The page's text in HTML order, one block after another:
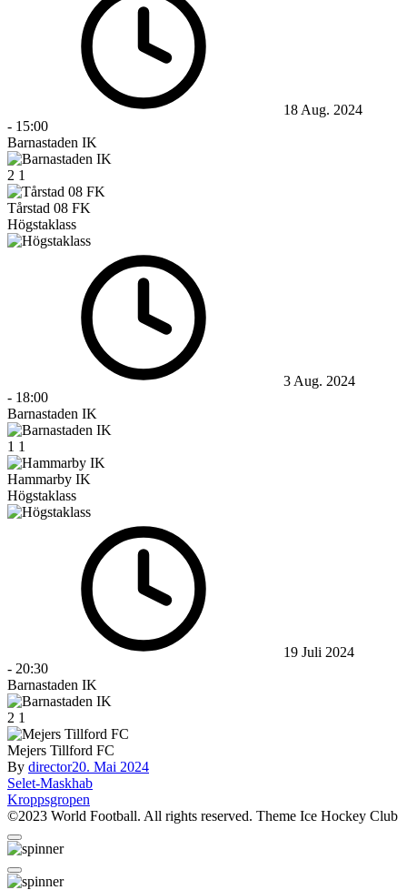
18 Aug. 2024
- 15:00
Barnastaden IK
2 1
Tårstad 08 FK
Högstaklass
3 Aug. 2024
- 18:00
Barnastaden IK
1 1
Hammarby IK
Högstaklass
19 Juli 2024
- 20:30
Barnastaden IK
2 1
Mejers Tillford FC
By director20. Mai 2024
Beitragsnavigation
Selet-Maskhab
Kroppsgropen
©2023 World Football. All rights reserved. Theme Ice Hockey Club